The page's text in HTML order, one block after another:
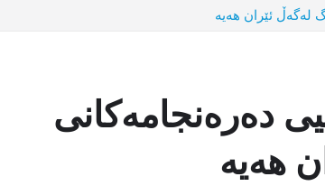
لەگەڵ ئێران هەیە
دەرەنجامەکانی
هەیە